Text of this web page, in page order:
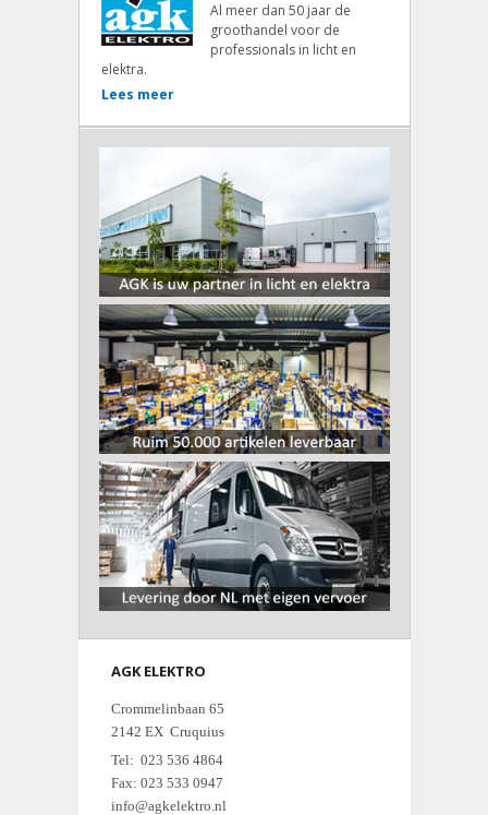
Al meer dan 50 jaar de
groothandel voor de
professionals in licht en
elektra.
Lees meer
AGK ELEKTRO
Crommelinbaan 65
2142 EX Cruquius
Tel: 023 536 4864
Fax: 023 533 0947
info@agkelektro.nl